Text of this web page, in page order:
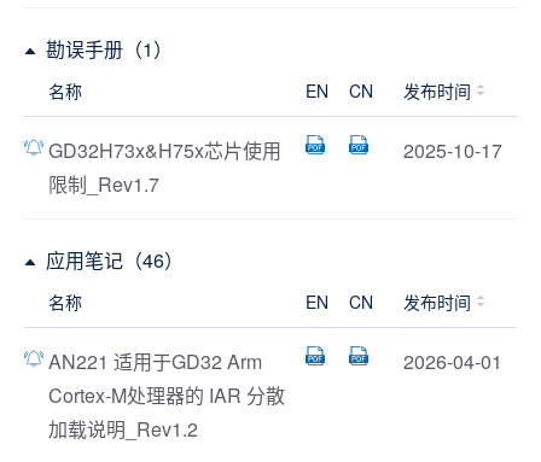
勘误手册（1）
名称 EN CN 发布时间
GD32H73x&H75x芯片使用
限制_Rev1.7
2025-10-17
应用笔记（46）
名称 EN CN 发布时间
AN221 适用于GD32 Arm
Cortex-M处理器的 IAR 分散
加载说明_Rev1.2
2026-04-01